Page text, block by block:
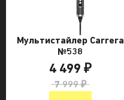
Мультистайлер Carrera
№538
4 499 ₽
7 999 ₽